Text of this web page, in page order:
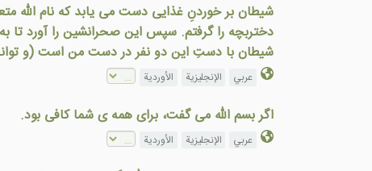
شيطان بر خوردنِ غذايی دست می يابد که نام الله
دختربچه را گرفتم. سپس اين صحرانشين را آورد
شيطان با دستِ اين دو نفر در دست من است (و
عربي الإنجليزية الأوردية
اگر بسم الله می گفت، برای همه ی شما کافی بود.
عربي الإنجليزية الأوردية